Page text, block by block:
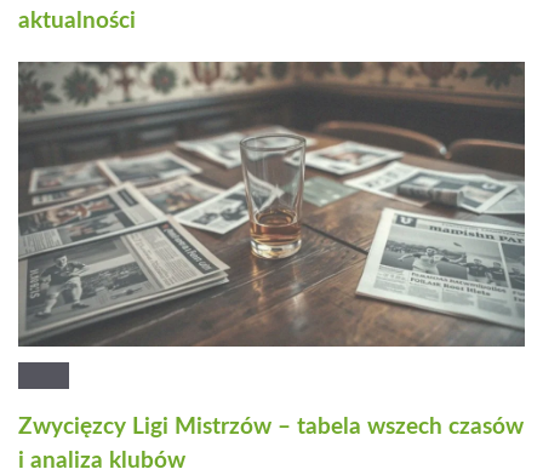
aktualności
Zwycięzcy Ligi Mistrzów – tabela wszech czasów
i analiza klubów